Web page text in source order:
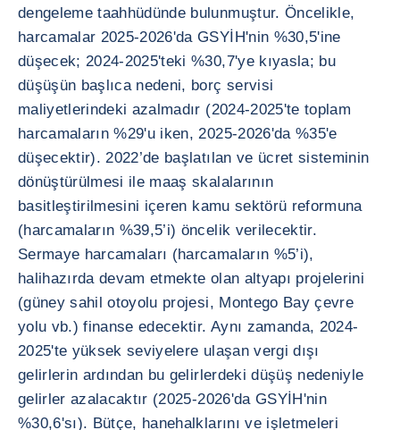
dengeleme taahhüdünde bulunmuştur. Öncelikle,
harcamalar 2025-2026'da GSYİH'nin %30,5'ine
düşecek; 2024-2025'teki %30,7'ye kıyasla; bu
düşüşün başlıca nedeni, borç servisi
maliyetlerindeki azalmadır (2024-2025'te toplam
harcamaların %29'u iken, 2025-2026'da %35'e
düşecektir). 2022’de başlatılan ve ücret sisteminin
dönüştürülmesi ile maaş skalalarının
basitleştirilmesini içeren kamu sektörü reformuna
(harcamaların %39,5’i) öncelik verilecektir.
Sermaye harcamaları (harcamaların %5’i),
halihazırda devam etmekte olan altyapı projelerini
(güney sahil otoyolu projesi, Montego Bay çevre
yolu vb.) finanse edecektir. Aynı zamanda, 2024-
2025'te yüksek seviyelere ulaşan vergi dışı
gelirlerin ardından bu gelirlerdeki düşüş nedeniyle
gelirler azalacaktır (2025-2026'da GSYİH'nin
%30,6'sı). Bütçe, hanehalklarını ve işletmeleri